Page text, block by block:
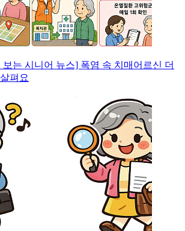
보는 시니어 뉴스] 폭염 속 치매어르신 더
펴요